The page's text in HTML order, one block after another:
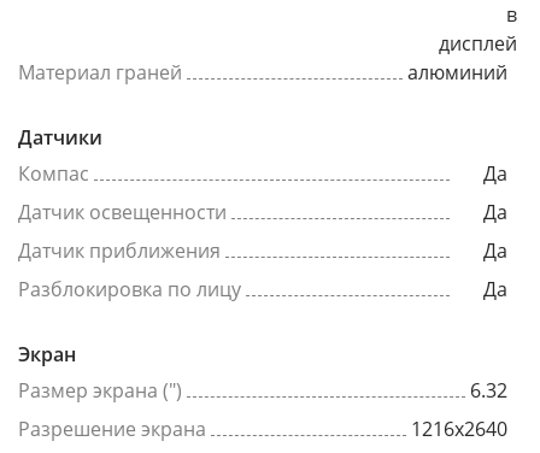
в
дисплей
Материал граней
алюминий
Датчики
Компас
Да
Датчик освещенности
Да
Датчик приближения
Да
Разблокировка по лицу
Да
Экран
Размер экрана (")
6.32
Разрешение экрана
1216x2640